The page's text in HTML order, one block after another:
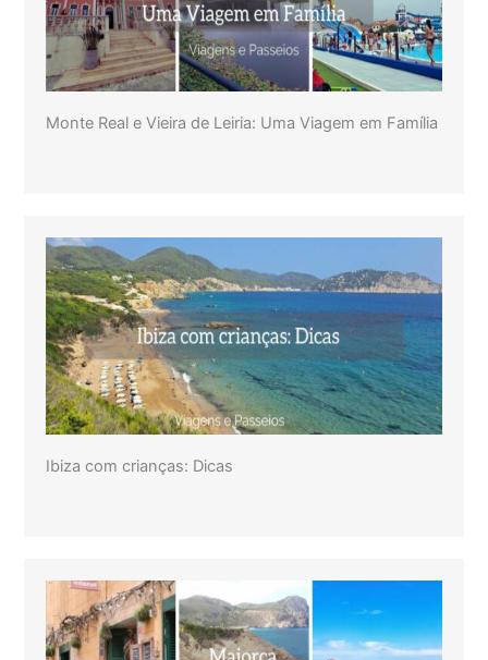
Monte Real e Vieira de Leiria: Uma Viagem em Família
Ibiza com crianças: Dicas